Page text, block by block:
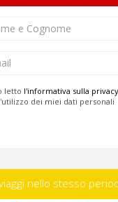
letto l'informativa sulla privacy
dei miei dati personali
nello stesso